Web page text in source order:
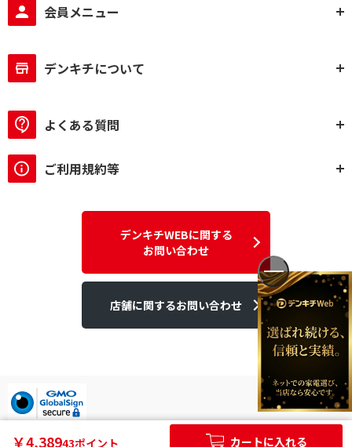
￥4,38943ポイント カートに入れる
会員メニュー
デンキチについて
よくある質問
ご利用規約等
デンキチWEBに関する
お問い合わせ
店舗に関するお問い合わせ
デンキチはGMOグローバルサイン発行のSSL電子証明書を使用して